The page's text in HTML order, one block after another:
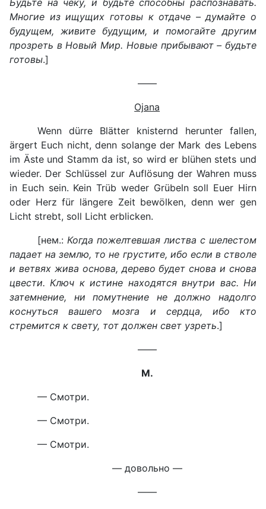
Будьте на чеку, и будьте способны распознавать.
Многие из ищущих готовы к отдаче – думайте о
будущем, живите будущим, и помогайте другим
прозреть в Новый Мир. Новые прибывают – будьте
готовы.]
——
Ojana
Wenn dürre Blätter knisternd herunter fallen,
ärgert Euch nicht, denn solange der Mark des Lebens
im Äste und Stamm da ist, so wird er blühen stets und
wieder. Der Schlüssel zur Auflösung der Wahren muss
in Euch sein. Kein Trüb weder Grübeln soll Euer Hirn
oder Herz für längere Zeit bewölken, denn wer gen
Licht strebt, soll Licht erblicken.
[нем.:Когда пожелтевшая листва с шелестом
падает на землю, то не грустите, ибо если в стволе
и ветвях жива основа, дерево будет снова и снова
цвести. Ключ к истине находятся внутри вас. Ни
затемнение, ни помутнение не должно надолго
коснуться вашего мозга и сердца, ибо кто
стремится к свету, тот должен свет узреть.]
——
М.
— Смотри.
— Смотри.
— Смотри.
— довольно —
——